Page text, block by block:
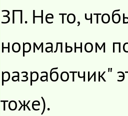
ЗП. Не то,
нормальном
разработчик"
тоже).